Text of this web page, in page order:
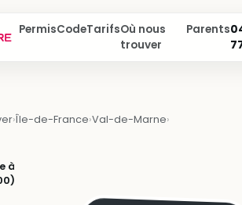
PermisCodeTarifsOù nous
trouver
Parents
›Île-de-France›Val-de-Marne›
à